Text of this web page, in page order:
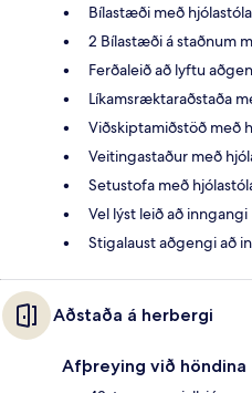
Bílastæði með
2 Bílastæði á staðnum
Ferðaleið að lyftu
Líkamsræktaraðstaða
Viðskiptamiðstöð með
Veitingastaður með
Setustofa með
Vel lýst leið að inngangi
Stigalaust aðgengi að
Aðstaða á herbergi
Afþreying við höndina